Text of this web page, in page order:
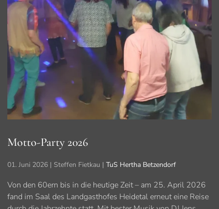
Motto-Party 2026
01. Juni 2026 | Steffen Fietkau | TuS Hertha Betzendorf
Von den 60ern bis in die heutige Zeit – am 25. April 2026
fand im Saal des Landgasthofes Heidetal erneut eine Reise